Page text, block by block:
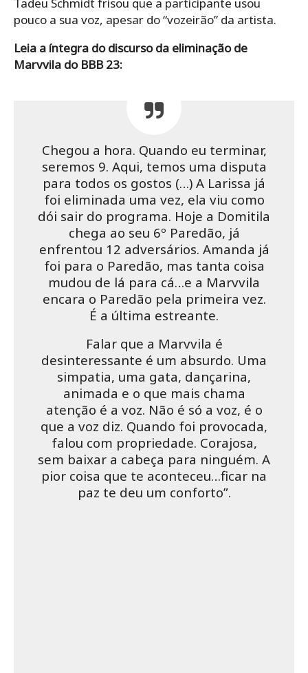
pouco a sua voz, apesar do “vozeirão” da artista.
Leia a íntegra do discurso da eliminação de
Marvvila do BBB 23:
Chegou a hora. Quando eu terminar,
seremos 9. Aqui, temos uma disputa
para todos os gostos (…) A Larissa já
foi eliminada uma vez, ela viu como
dói sair do programa. Hoje a Domitila
chega ao seu 6º Paredão, já
enfrentou 12 adversários. Amanda já
foi para o Paredão, mas tanta coisa
mudou de lá para cá…e a Marvvila
encara o Paredão pela primeira vez.
É a última estreante.
Falar que a Marvvila é
desinteressante é um absurdo. Uma
simpatia, uma gata, dançarina,
animada e o que mais chama
atenção é a voz. Não é só a voz, é o
que a voz diz. Quando foi provocada,
falou com propriedade. Corajosa,
sem baixar a cabeça para ninguém. A
pior coisa que te aconteceu…ficar na
paz te deu um conforto”.